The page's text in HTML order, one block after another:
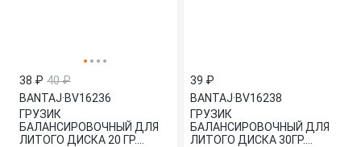
38 ₽ 40 ₽
BANTAJ·BV16236
ГРУЗИК
БАЛАНСИРОВОЧНЫЙ ДЛЯ
ЛИТОГО ДИСКА 20 ГР.
39 ₽
BANTAJ·BV16238
ГРУЗИК
БАЛАНСИРОВОЧНЫЙ ДЛЯ
ЛИТОГО ДИСКА 30ГР.